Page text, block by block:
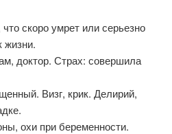
скоро умрет или серьезно
жизни.
доктор. Страх: совершила
Визг, крик. Делирий,
охи при беременности.